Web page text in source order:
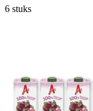
6 stuks